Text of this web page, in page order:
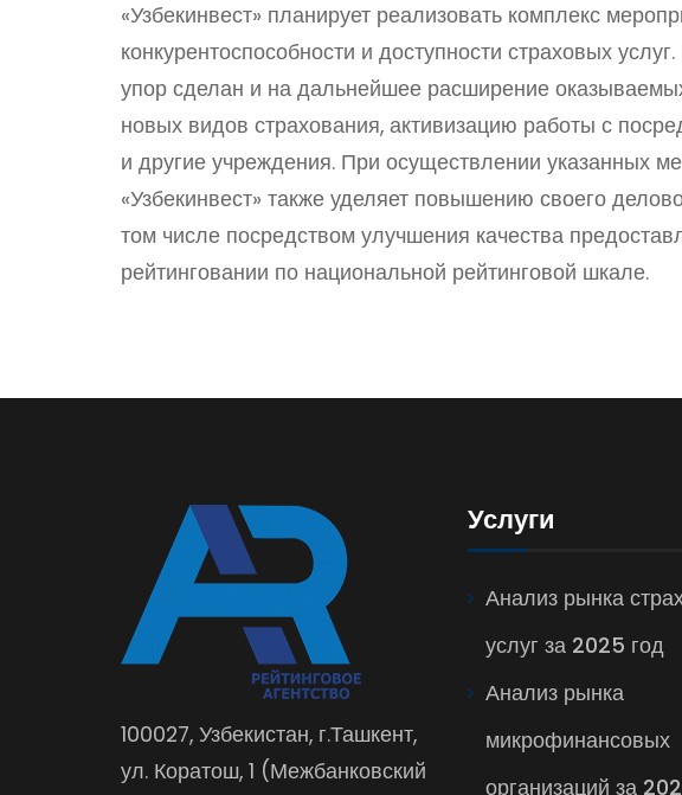
«Узбекинвест» планирует реализовать комплекс
конкурентоспособности и доступности страховых
упор сделан и на дальнейшее расширение
новых видов страхования, активизацию работы с
и другие учреждения. При осуществлении указанных
«Узбекинвест» также уделяет повышению своего
том числе посредством улучшения качества
рейтинговании по национальной рейтинговой шкале.
100027, Узбекистан, г.Ташкент,
ул. Коратош, 1 (Межбанковский
Услуги
Анализ рынка
услуг за 2025 год
Анализ рынка
микрофинансовых
организаций за